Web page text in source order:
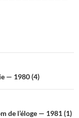
— 1980 (4)
de l’éloge — 1981 (1)